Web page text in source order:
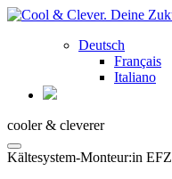
Deutsch
Français
Italiano
cooler & cleverer
Kältesystem-Monteur:in EFZ